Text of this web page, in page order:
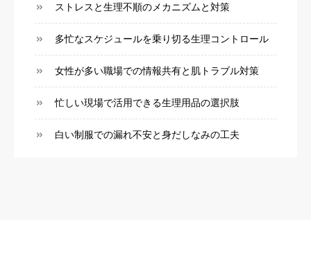
ストレスと生理不順のメカニズムと対策
多忙なスケジュールを乗り切る生理コントロール
女性が多い職場での情報共有と肌トラブル対策
忙しい現場で活用できる生理用品の選択肢
白い制服での漏れ不安と身だしなみの工夫